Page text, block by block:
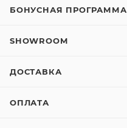
БОНУСНАЯ ПРОГРАММА
SHOWROOM
ДОСТАВКА
ОПЛАТА